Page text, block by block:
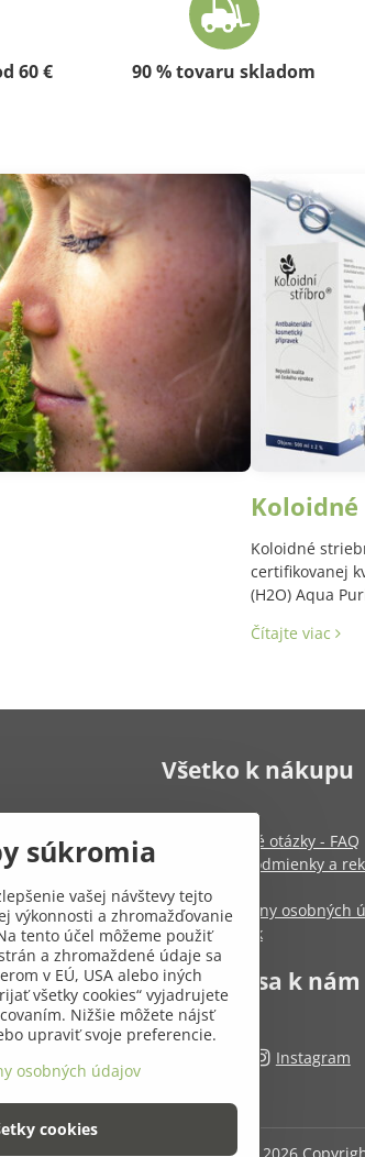
60 € 90 % tovaru skladom
Koloidné
certifikovanej
(H2O) Aqua
Čítajte viac
Všetko k nákupu
Kontakt
Často kladené otázky - FAQ
Obchodné podmienky a
poriadok
Zásady ochrany osobných
Mapa stránok
Pridajte sa k nám
sieťach
Instagram
súkromia
vašej návštevy tejto
výkonnosti a zhromažďovanie
tento účel môžeme použiť
a zhromaždené údaje sa
v EÚ, USA alebo iných
všetky cookies“ vyjadrujete
Nižšie môžete nájsť
upraviť svoje preferencie.
osobných údajov
cookies